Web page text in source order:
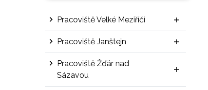
Pracoviště Velké Meziříčí
Pracoviště Janštejn
Pracoviště Žďár nad
Sázavou